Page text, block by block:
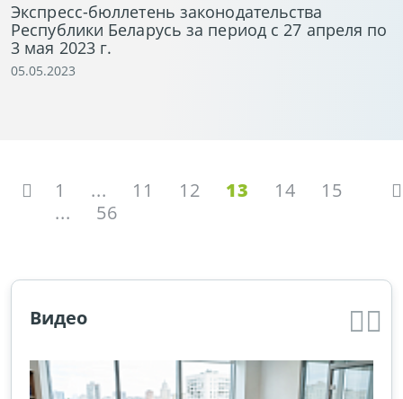
Экспресс-бюллетень законодательства
Республики Беларусь за период с 27 апреля по
3 мая 2023 г.
05.05.2023
1 ... 11 12 13 14
15
...
56
Видео